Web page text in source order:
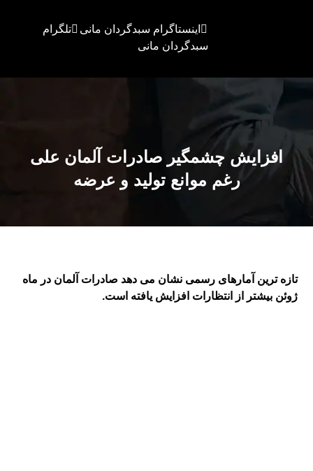
اینستاگرام سبدگردان مانی
تلگرام
سبدگردان مانی
افزایش چشمگیر صادرات آلمان علی
رغم موانع تولید و عرضه
تازه ترین آمارهای رسمی نشان می دهد صادرات آلمان در ماه
ژوئن بیشتر از انتظارات افزایش یافته است.